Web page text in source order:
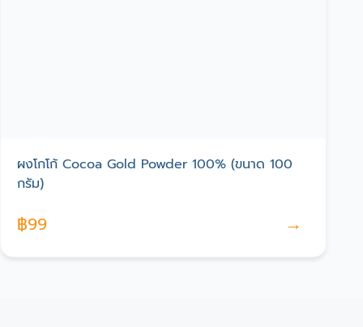
ผงโกโก้ Cocoa Gold Powder 100% (ขนาด 100
กรัม)
฿99 →